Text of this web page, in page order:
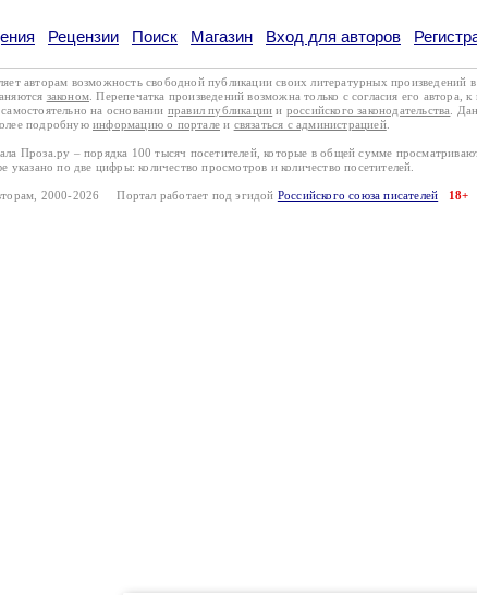
Рецензии Поиск Магазин Вход для авторов
авторам возможность свободной публикации своих литературных произведений
законом . Перепечатка произведений возможна только с согласия его
на основании правил публикации и российского законодательства .
подробную информацию о портале и связаться с администрацией.
Проза.ру – порядка 100 тысяч посетителей, которые в общей сумме
указано по две цифры: количество просмотров и количество посетителей.
2000-2026 Портал работает под эгидой Российского союза писателей 18+